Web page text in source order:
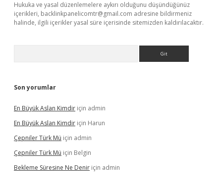
Hukuka ve yasal düzenlemelere aykırı olduğunu düşündüğünüz
içerikleri, backlinkpanelicomtr@gmail.com adresine bildirmeniz
halinde, ilgili içerikler yasal süre içerisinde sitemizden kaldırılacaktır.
Son yorumlar
En Büyük Aslan Kimdir için admin
En Büyük Aslan Kimdir için Harun
Çepniler Türk Mü için admin
Çepniler Türk Mü için Belgin
Bekleme Süresine Ne Denir için admin